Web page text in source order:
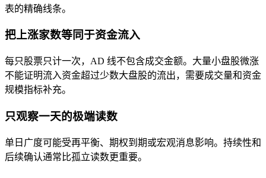
表的精确线条。
把上涨家数等同于资金流入
每只股票只计一次，AD 线不包含成交金额。大量小盘股微涨
不能证明流入资金超过少数大盘股的流出，需要成交量和资金
规模指标补充。
只观察一天的极端读数
单日广度可能受再平衡、期权到期或宏观消息影响。持续性和
后续确认通常比孤立读数更重要。